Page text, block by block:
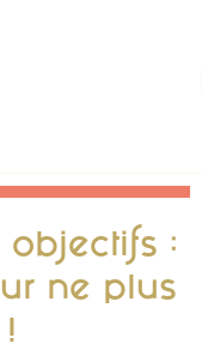
:
ne plus